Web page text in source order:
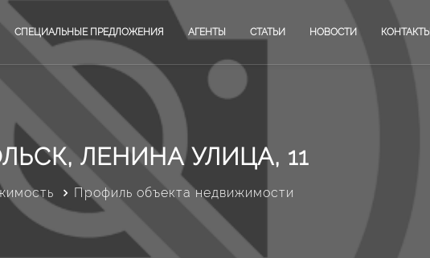
СПЕЦИАЛЬНЫЕ ПРЕДЛОЖЕНИЯ АГЕНТЫ СТАТЬИ НОВОСТИ КОНТАКТЫ
ЛЕНИНА УЛИЦА, 11
Профиль объекта недвижимости